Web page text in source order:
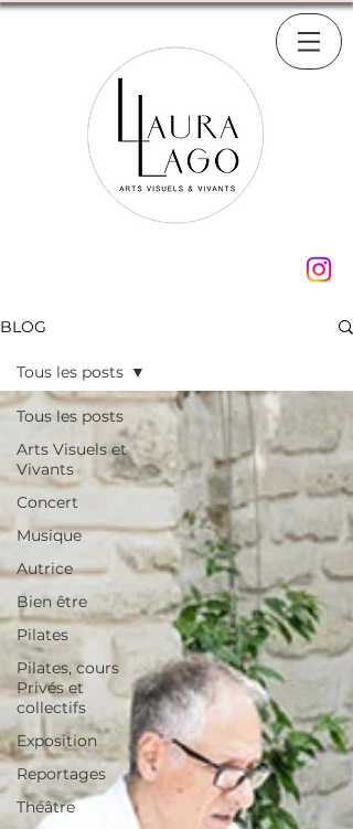
BLOG
Tous les posts
Arts Visuels et
Vivants
Concert
Musique
Autrice
Bien être
Pilates
Pilates, cours
Privés et
collectifs
Exposition
Reportages
Théâtre
Tous les posts